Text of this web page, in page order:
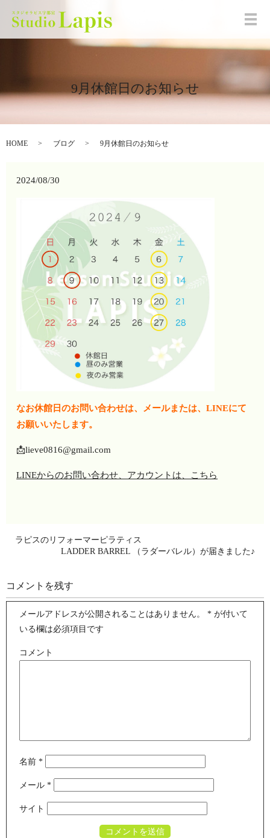
メ
9月休館日のお知らせ
HOME ブログ 9月休館日のお知らせ
2024/08/30
なお休館日のお問い合わせは、メールまたは、LINEにて
お願いいたします。
📩lieve0816@gmail.com
LINEからのお問い合わせ、アカウントは、こちら
ラピスのリフォーマーピラティス
LADDER BARREL （ラダーバレル）が届きました♪
コメントを残す
メールアドレスが公開されることはありません。 * が付いて
いる欄は必須項目です
コメント
名前*
メール*
サイト